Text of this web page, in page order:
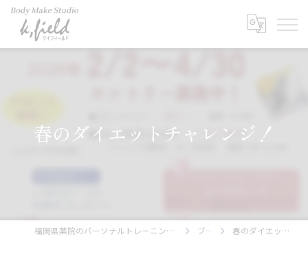
春のダイエットチャレンジ！
福岡県薬院のパーソナルトレーニングならBody Make Studio k.field ブログ 春のダイエットチャレンジ！